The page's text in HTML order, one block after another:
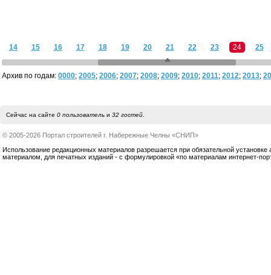
14 15 16 17 18 19 20 21 22 23 24 25
Архив по годам: 0000; 2005; 2006; 2007; 2008; 2009; 2010; 2011; 2012; 2013;
Сейчас на сайте 0 пользовательи 32 гостей.
© 2005-2026 Портал строителей г. Набережные Челны «СНИП»
Использование редакционных материалов разрешается при обязательной установке
материалом, для печатных изданий - с формулировкой «по материалам интернет-